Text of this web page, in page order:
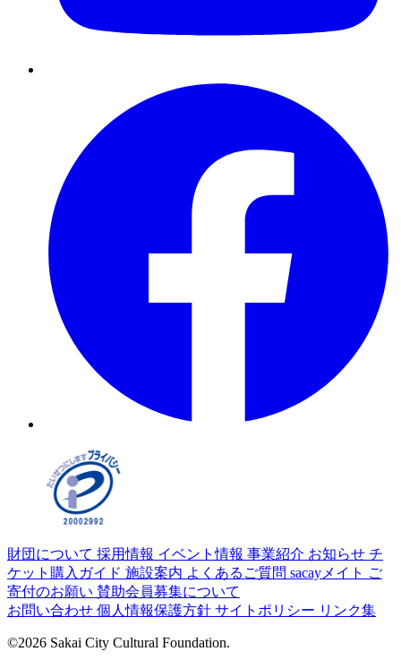
財団について 採用情報 イベント情報 事業紹介 お知らせ チ
ケット購入ガイド 施設案内 よくあるご質問 sacayメイト ご
寄付のお願い 賛助会員募集について
お問い合わせ 個人情報保護方針 サイトポリシー リンク集
©2026 Sakai City Cultural Foundation.